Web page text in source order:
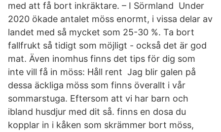
med att få bort inkräktare. – I Sörmland Under
2020 ökade antalet möss enormt, i vissa delar av
landet med så mycket som 25-30 %. Ta bort
fallfrukt så tidigt som möjligt - också det är god
mat. Även inomhus finns det tips för dig som
inte vill få in möss: Håll rent Jag blir galen på
dessa äckliga möss som finns överallt i vår
sommarstuga. Eftersom att vi har barn och
ibland husdjur med dit så. finns en dosa du
kopplar in i kåken som skrämmer bort möss,